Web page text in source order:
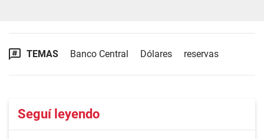
TEMAS Banco Central Dólares reservas
Seguí leyendo